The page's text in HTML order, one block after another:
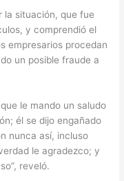
la situación, que fue
y comprendió el
empresarios procedan
un posible fraude a
le mando un saludo
él se dijo engañado
nunca así, incluso
le agradezco; y
reveló.